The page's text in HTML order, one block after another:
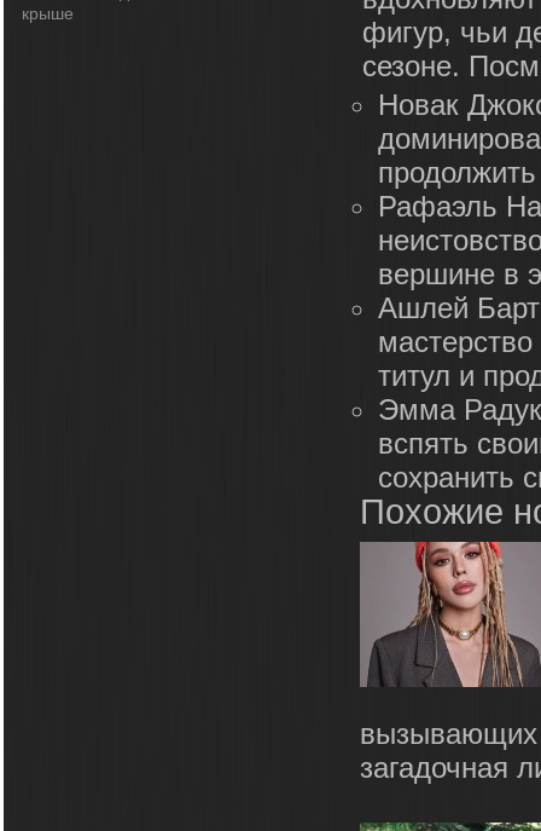
крыше
фигур, чьи
сезоне.
Новак
Рафаэль
вершине в
Ашлей
титул и
Эмма
вспять
сохранить
Похожие
вызывающих
загадочная